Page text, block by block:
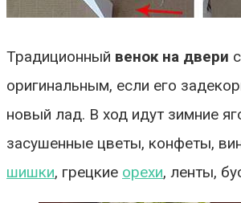
Традиционный венок на двери
оригинальным, если его
новый лад. В ход идут зимние
засушенные цветы, конфеты,
шишки, грецкие орехи, ленты,